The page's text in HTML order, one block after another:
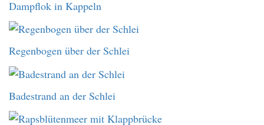
Dampflok in Kappeln
Regenbogen über der Schlei
Badestrand an der Schlei